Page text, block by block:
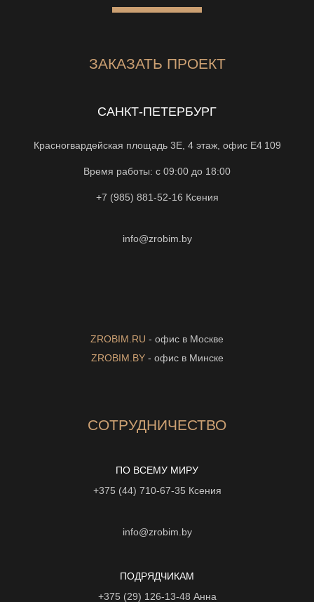
ЗАКАЗАТЬ ПРОЕКТ
САНКТ-ПЕТЕРБУРГ
Красногвардейская площадь 3Е, 4 этаж, офис Е4 109
Время работы: с 09:00 до 18:00
+7 (985) 881-52-16 Ксения
info@zrobim.by
ZROBIM.RU - офис в Москве
ZROBIM.BY- офис в Минске
СОТРУДНИЧЕСТВО
ПО ВСЕМУ МИРУ
+375 (44) 710-67-35 Ксения
info@zrobim.by
ПОДРЯДЧИКАМ
+375 (29) 126-13-48 Анна